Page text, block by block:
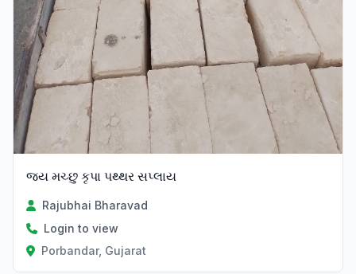
જય મચ્છુ કૃપા પથ્થર સપ્લાય
Rajubhai Bharavad
Login to view
Porbandar, Gujarat